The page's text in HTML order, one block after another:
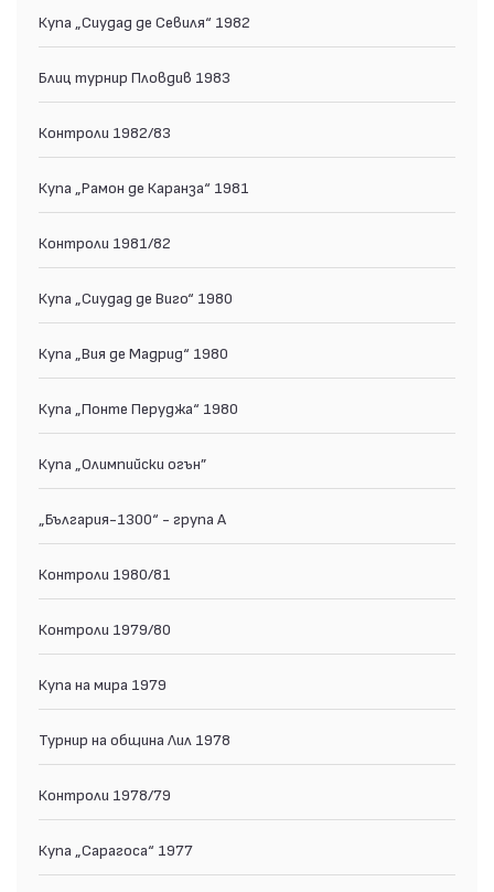
Купа „Сиудад де Севиля“ 1982
Блиц турнир Пловдив 1983
Контроли 1982/83
Купа „Рамон де Каранза“ 1981
Контроли 1981/82
Купа „Сиудад де Виго“ 1980
Купа „Вия де Мадрид“ 1980
Купа „Понте Перуджа“ 1980
Купа „Олимпийски огън”
„България-1300“ - група А
Контроли 1980/81
Контроли 1979/80
Купа на мира 1979
Турнир на община Лил 1978
Контрoли 1978/79
Купа „Сарагоса“ 1977